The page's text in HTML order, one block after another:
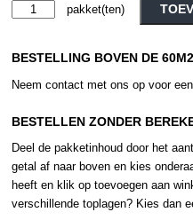
Moduleo
22911
aantal
BESTELLING BOVEN DE
Neem contact met ons op voor
BESTELLEN ZONDER
Deel de pakketinhoud door het
getal af naar boven en kies
heeft en klik op toevoegen aan
verschillende toplagen? Kies dan